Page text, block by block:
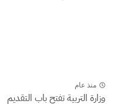
منذ عام
وزارة التربية تفتح باب التقديم